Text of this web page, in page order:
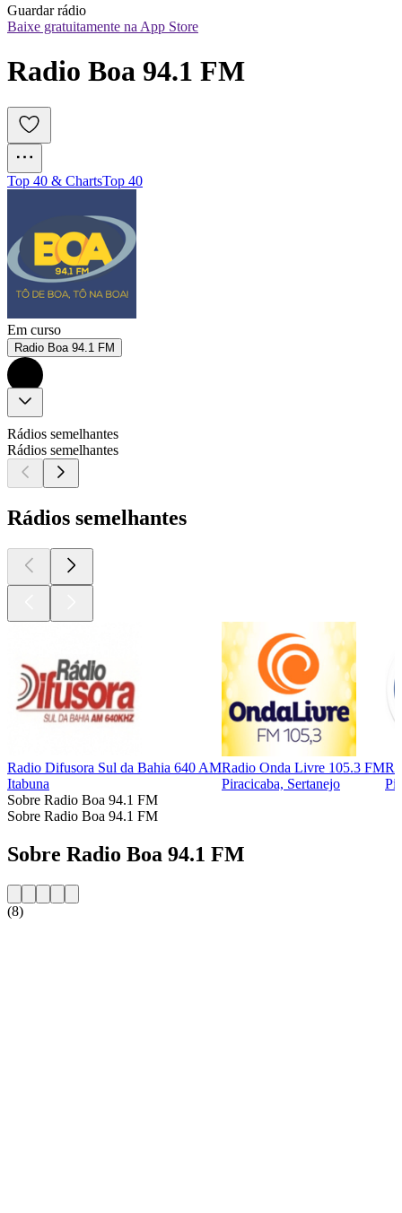
Guardar rádio
Baixe gratuitamente na App Store
Radio Boa 94.1 FM
Top 40 & ChartsTop 40
Em curso
Radio Boa 94.1 FM
Rádios semelhantes
Rádios semelhantes
Rádios semelhantes
Radio Difusora Sul da Bahia 640 AM
Itabuna
Radio Onda Livre 105.3 FM
Piracicaba, Sertanejo
Sobre Radio Boa 94.1 FM
Sobre Radio Boa 94.1 FM
Sobre Radio Boa 94.1 FM
(8)